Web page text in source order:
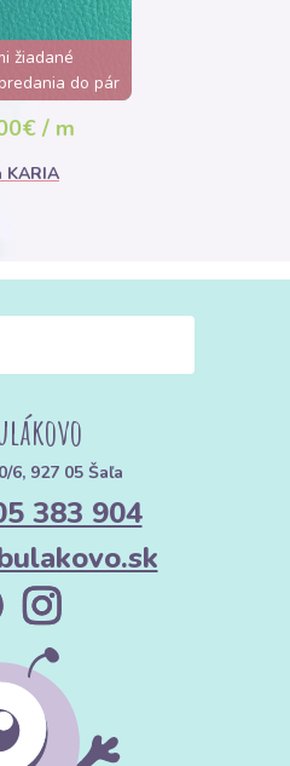
žiadané
do pár
hodín
/ m
KARIA
6, 927 05 Šaľa
383 904